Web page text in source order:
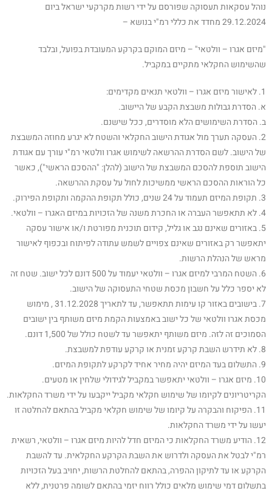
נוהל עסקאות תעסוקה שפורסם על ידי רשות מקרקעי ישראל ביום
29.12.2024 מחדד את כללי רמ"י בנושא –
"מיזם אגרו – וולטאי" – מיזם המוקם בקרקע המעובדת בפועל, ובלבד
שהשימוש החקלאי מתקיים במקביל.
1. לאישור מיזם אגרו – וולטאי תנאים מקדימים:
א. הסדרת גבולות משבצת הקבע של היישוב.
ב. הסדרת השימושים הלא מוסדרים, ככל שישנם.
2. העסקה תערך מול אגודת הישוב החקלאי והשטח לא יגרע מחוזה המשבצת
של הישוב. לשם הסדרת ההרשאה לשימוש אגרו וולטאי רמ"י עורך עם אגודת
הישוב תוספת להסכם המשבצת של הישוב (להלן: "ההסכם הראשי"), כאשר
כל הוראות ההסכם הראשי ממשיכות לחול על עסקת ההרשאה.
3. תקופת המיזם תעמוד על 24 שנים, כולל תקופת ההקמה ותקופת הפירוק.
4. לא תתאפשר העברה או החכרת משנה של הזכויות במיזם האגרו – וולטאי.
5. באזורים שאינם נגב או גליל, קידום תוכנית מפורטת ו/או אישור עסקה
יתאפשר רק באזורים שאינם צפויים לשמש עתודה לפיתוח ובכפוף לאישור
מראש של הנהלת הרשות.
6. השטח המרבי למיזם אגרו – וולטאי יעמוד על 500 דונם לכל ישוב. שטח זה
לא יספר כלל על חשבון מכסת שטחי התעסוקה של הישוב.
7. בישובים באזור קו עימות תתאפשר, עד לתאריך 31.12.2028 , מימוש
מכסת אגרו וולטאי של כל ישוב באמצעות הקמת מיזם משותף בין ישובים
הסמוכים זה לזה. מיזם משותף יתאפשר עד לשטח כולל של 1,500 דונם.
8. לא תידרש השבת קרקע זמנית או קרקע עודפת למשבצת.
9. התשלום בעד המיזם יהיה מחיר אחיד לקרקע לתקופת המיזם.
10. מיזם אגרו – וולטאי יתאפשר במקביל לגידולי שלחין או מטעים.
הקריטריונים לקיומו של שימוש חקלאי מקביל ייקבעו על ידי משרד החקלאות.
11. הפיקוח והבקרה על קיומו של שימוש חקלאי מקביל בהתאם להחלטה זו
יעשו על ידי משרד החקלאות.
12. הודיע משרד החקלאות כי המיזם חדל להיות מיזם אגרו – וולטאי, רשאית
רמ"י לבטל את העסקה ולדרוש את השבת הקרקע החקלאית. עד להשבת
הקרקע או עד לתיקון ההפרה, בהתאם להחלטת הרשות, יחויב בעל הזכויות
בתשלום דמי שימוש מלאים כולל רווח יזמי בהתאם לשומה פרטנית, ללא